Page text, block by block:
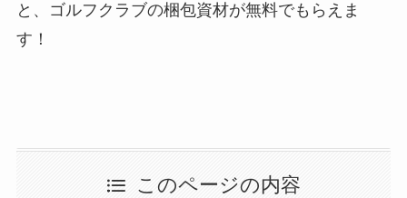
と、ゴルフクラブの梱包資材が無料でもらえま
す！
このページの内容